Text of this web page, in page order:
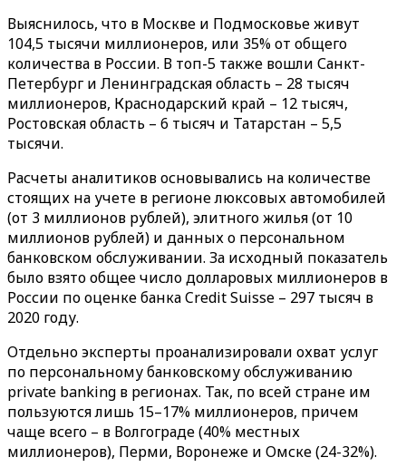
Выяснилось, что в Москве и Подмосковье живут
104,5 тысячи миллионеров, или 35% от общего
количества в России. В топ-5 также вошли Санкт-
Петербург и Ленинградская область – 28 тысяч
миллионеров, Краснодарский край – 12 тысяч,
Ростовская область – 6 тысяч и Татарстан – 5,5
тысячи.
Расчеты аналитиков основывались на количестве
стоящих на учете в регионе люксовых автомобилей
(от 3 миллионов рублей), элитного жилья (от 10
миллионов рублей) и данных о персональном
банковском обслуживании. За исходный показатель
было взято общее число долларовых миллионеров в
России по оценке банка Credit Suisse – 297 тысяч в
2020 году.
Отдельно эксперты проанализировали охват услуг
по персональному банковскому обслуживанию
private banking в регионах. Так, по всей стране им
пользуются лишь 15–17% миллионеров, причем
чаще всего – в Волгограде (40% местных
миллионеров), Перми, Воронеже и Омске (24-32%).